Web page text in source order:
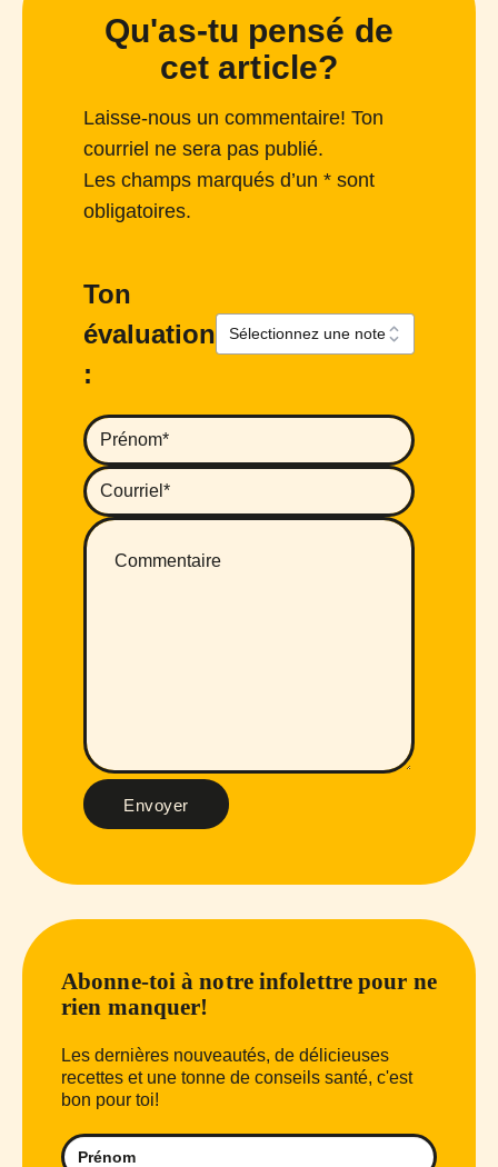
Qu'as-tu pensé de
cet article?
Laisse-nous un commentaire! Ton
courriel ne sera pas publié.
Les champs marqués d’un * sont
obligatoires.
Ton
évaluation
:
Envoyer
Abonne-toi à notre infolettre pour ne
rien manquer!
Les dernières nouveautés, de délicieuses
recettes et une tonne de conseils santé, c'est
bon pour toi!